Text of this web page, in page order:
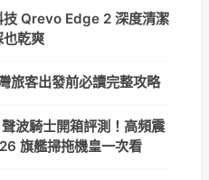
技 Qrevo Edge 2 深度清潔
也乾爽
旅客出發前必讀完整攻略
波騎士開箱評測！高頻震
旗艦掃拖機皇一次看